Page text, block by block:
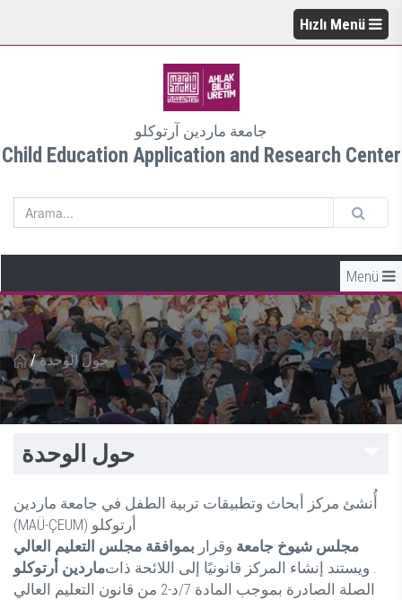
Hızlı Menü
جامعة ماردين آرتوكلو
Child Education Application and Research Center
Menü
/ حول الوحدة
حول الوحدة
أُنشئ مركز أبحاث وتطبيقات تربية الطفل في جامعة ماردين
أرتوكلو (MAÜ-ÇEUM)
بموافقة مجلس التعليم العالي وقرار مجلس شيوخ جامعة
ماردين أرتوكلو. ويستند إنشاء المركز قانونيًا إلى اللائحة ذات
الصلة الصادرة بموجب المادة 7/د-2 من قانون التعليم العالي